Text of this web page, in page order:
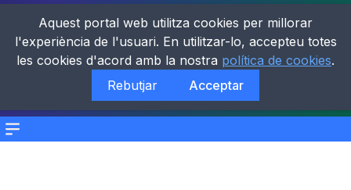
Menu
Aquest portal web utilitza cookies per millorar
l'experiència de l'usuari. En utilitzar-lo, accepteu totes
les cookies d'acord amb la nostra política de cookies.
Rebutjar
Acceptar